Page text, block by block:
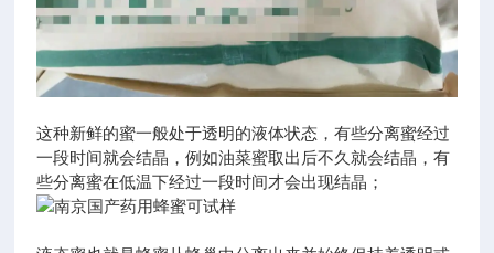
这种新鲜的蜜一般处于透明的液体状态，有些分离蜜经过
一段时间就会结晶，例如油菜蜜取出后不久就会结晶，有
些分离蜜在低温下经过一段时间才会出现结晶；